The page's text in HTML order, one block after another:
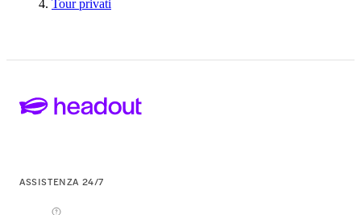
Tour privati
ASSISTENZA 24/7